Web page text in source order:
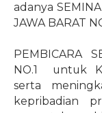
adanya
JAWA BARAT
PEMBICARA
NO.1 untuk
serta
kepribadian